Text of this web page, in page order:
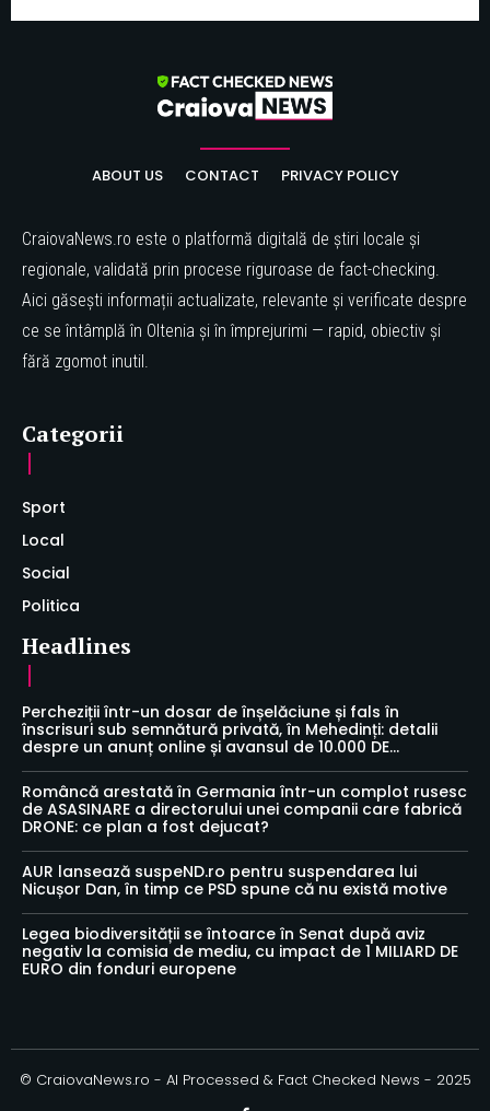
ABOUT US CONTACT PRIVACY POLICY
CraiovaNews.ro este o platformă digitală de știri locale și
regionale, validată prin procese riguroase de fact-checking.
Aici găsești informații actualizate, relevante și verificate despre
ce se întâmplă în Oltenia și în împrejurimi — rapid, obiectiv și
fără zgomot inutil.
Categorii
Sport
Local
Social
Politica
Headlines
Percheziții într-un dosar de înșelăciune și fals în
înscrisuri sub semnătură privată, în Mehedinți: detalii
despre un anunț online și avansul de 10.000 DE...
Româncă arestată în Germania într-un complot rusesc
de ASASINARE a directorului unei companii care fabrică
DRONE: ce plan a fost dejucat?
AUR lansează suspeND.ro pentru suspendarea lui
Nicușor Dan, în timp ce PSD spune că nu există motive
Legea biodiversității se întoarce în Senat după aviz
negativ la comisia de mediu, cu impact de 1 MILIARD DE
EURO din fonduri europene
© CraiovaNews.ro - AI Processed & Fact Checked News - 2025